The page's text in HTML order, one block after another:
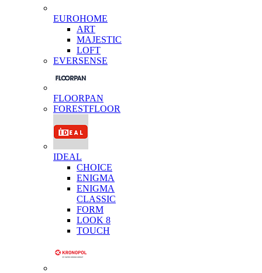
EUROHOME
ART
MAJESTIC
LOFT
EVERSENSE
FLOORPAN
FORESTFLOOR
IDEAL
CHOICE
ENIGMA
ENIGMA
CLASSIC
FORM
LOOK 8
TOUCH